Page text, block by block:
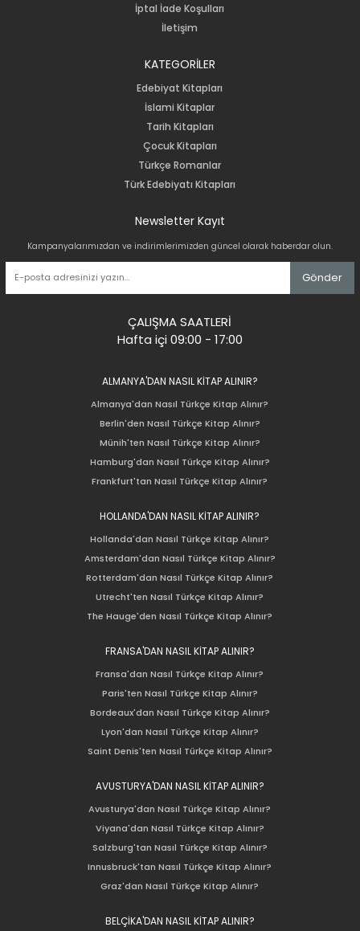
İptal İade Koşulları
İletişim
KATEGORİLER
Edebiyat Kitapları
İslami Kitaplar
Tarih Kitapları
Çocuk Kitapları
Türkçe Romanlar
Türk Edebiyatı Kitapları
Newsletter Kayıt
Kampanyalarımızdan ve indirimlerimizden güncel olarak haberdar olun.
Gönder
ÇALIŞMA SAATLERİ
Hafta içi 09:00 - 17:00
ALMANYA'DAN NASIL KİTAP ALINIR?
Almanya'dan Nasıl Türkçe Kitap Alınır?
Berlin'den Nasıl Türkçe Kitap Alınır?
Münih'ten Nasıl Türkçe Kitap Alınır?
Hamburg'dan Nasıl Türkçe Kitap Alınır?
Frankfurt'tan Nasıl Türkçe Kitap Alınır?
HOLLANDA'DAN NASIL KİTAP ALINIR?
Hollanda'dan Nasıl Türkçe Kitap Alınır?
Amsterdam'dan Nasıl Türkçe Kitap Alınır?
Rotterdam'dan Nasıl Türkçe Kitap Alınır?
Utrecht'ten Nasıl Türkçe Kitap Alınır?
The Hauge'den Nasıl Türkçe Kitap Alınır?
FRANSA'DAN NASIL KİTAP ALINIR?
Fransa'dan Nasıl Türkçe Kitap Alınır?
Paris'ten Nasıl Türkçe Kitap Alınır?
Bordeaux'dan Nasıl Türkçe Kitap Alınır?
Lyon'dan Nasıl Türkçe Kitap Alınır?
Saint Denis'ten Nasıl Türkçe Kitap Alınır?
AVUSTURYA'DAN NASIL KİTAP ALINIR?
Avusturya'dan Nasıl Türkçe Kitap Alınır?
Viyana'dan Nasıl Türkçe Kitap Alınır?
Salzburg'tan Nasıl Türkçe Kitap Alınır?
Innusbruck'tan Nasıl Türkçe Kitap Alınır?
Graz'dan Nasıl Türkçe Kitap Alınır?
BELÇİKA'DAN NASIL KİTAP ALINIR?